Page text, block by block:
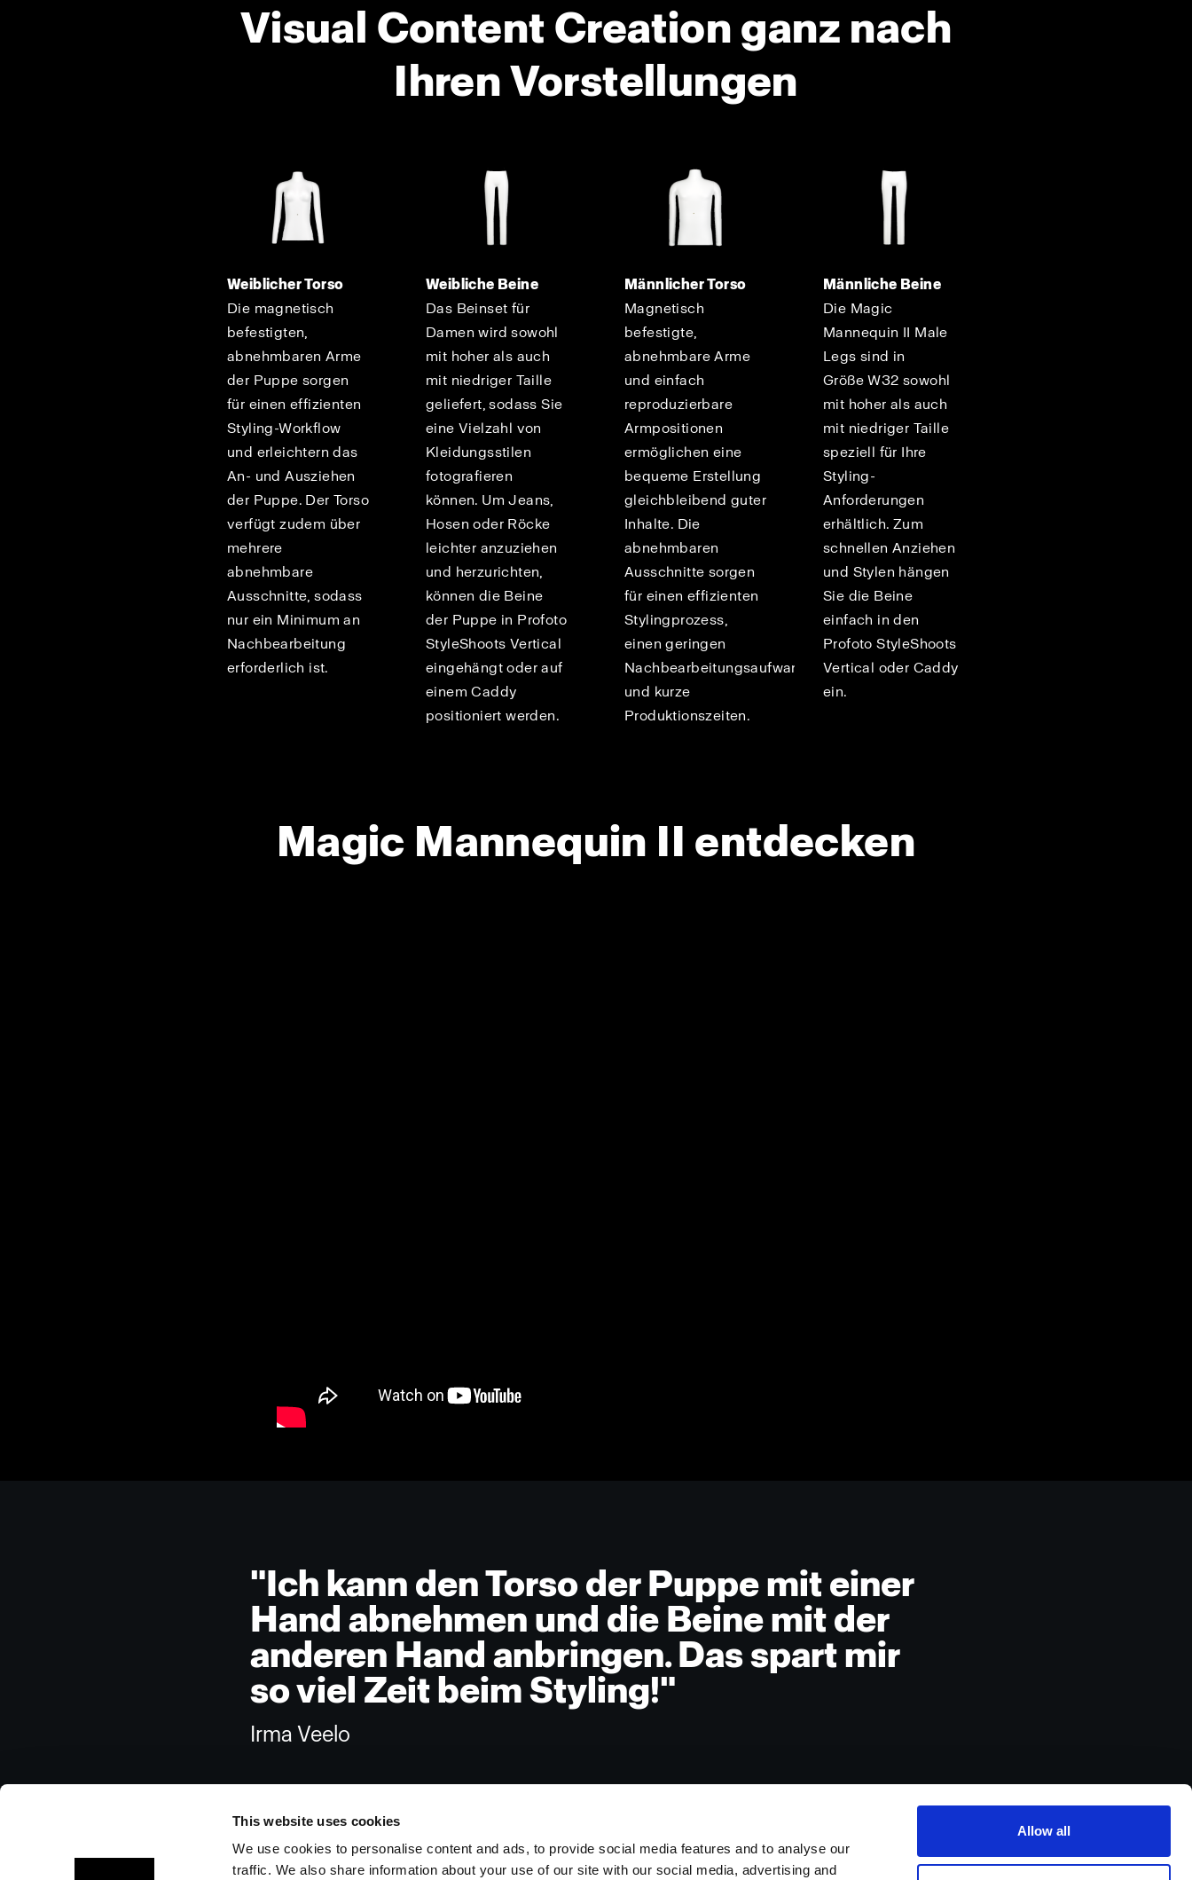
This website uses cookies
We use cookies to personalise content and ads, to provide social media features and to analyse our
traffic. We also share information about your use of our site with our social media, advertising and
Allow all
Visual Content Creation ganz nach
Ihren Vorstellungen
Weiblicher Torso
Die magnetisch
befestigten,
abnehmbaren Arme
der Puppe sorgen
für einen effizienten
Styling-Workflow
und erleichtern das
An- und Ausziehen
der Puppe. Der Torso
verfügt zudem über
mehrere
abnehmbare
Ausschnitte, sodass
nur ein Minimum an
Nachbearbeitung
erforderlich ist.
Weibliche Beine
Das Beinset für
Damen wird sowohl
mit hoher als auch
mit niedriger Taille
geliefert, sodass Sie
eine Vielzahl von
Kleidungsstilen
fotografieren
können. Um Jeans,
Hosen oder Röcke
leichter anzuziehen
und herzurichten,
können die Beine
der Puppe in Profoto
StyleShoots Vertical
eingehängt oder auf
einem Caddy
positioniert werden.
Männlicher Torso
Magnetisch
befestigte,
abnehmbare Arme
und einfach
reproduzierbare
Armpositionen
ermöglichen eine
bequeme Erstellung
gleichbleibend guter
Inhalte. Die
abnehmbaren
Ausschnitte sorgen
für einen effizienten
Stylingprozess,
einen geringen
Nachbearbeitungsaufwand
und kurze
Produktionszeiten.
Männliche Beine
Die Magic
Mannequin II Male
Legs sind in
Größe W32 sowohl
mit hoher als auch
mit niedriger Taille
speziell für Ihre
Styling-
Anforderungen
erhältlich. Zum
schnellen Anziehen
und Stylen hängen
Sie die Beine
einfach in den
Profoto StyleShoots
Vertical oder Caddy
ein.
Magic Mannequin II entdecken
"Ich kann den Torso der Puppe mit einer
Hand abnehmen und die Beine mit der
anderen Hand anbringen. Das spart mir
so viel Zeit beim Styling!"
Irma Veelo